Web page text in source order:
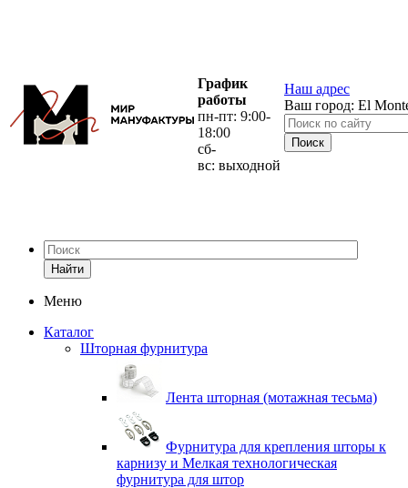
График
работы
пн-пт: 9:00-
18:00
сб-
вс: выходной
Наш адрес
Ваш город: El
Найти
Меню
Каталог
Шторная фурнитура
Лента шторная (мотажная тесьма)
Фурнитура для крепления шторы к
карнизу и Мелкая технологическая
фурнитура для штор